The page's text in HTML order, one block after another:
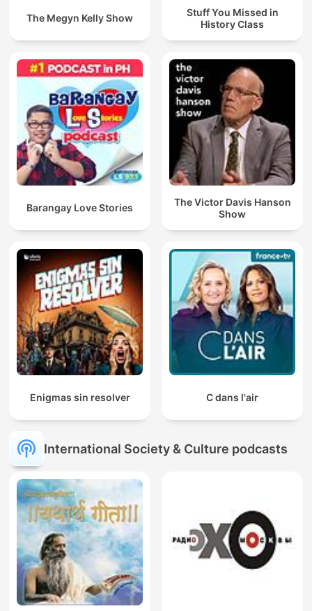
The Megyn Kelly Show
Stuff You Missed in
History Class
Barangay Love Stories
The Victor Davis Hanson
Show
Enigmas sin resolver C dans l'air
International Society & Culture podcasts